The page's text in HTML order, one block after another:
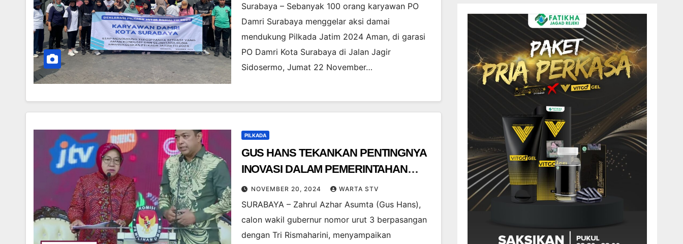
Surabaya – Sebanyak 100 orang karyawan PO
Damri Surabaya menggelar aksi damai
mendukung Pilkada Jatim 2024 Aman, di garasi
PO Damri Kota Surabaya di Jalan Jagir
Sidosermo, Jumat 22 November…
PILKADA
GUS HANS TEKANKAN PENTINGNYA
INOVASI DALAM PEMERINTAHAN
PADA DEBAT PILGUB JATIM 2024
NOVEMBER 20, 2024 WARTA STV
SURABAYA – Zahrul Azhar Asumta (Gus Hans),
calon wakil gubernur nomor urut 3 berpasangan
dengan Tri Rismaharini, menyampaikan